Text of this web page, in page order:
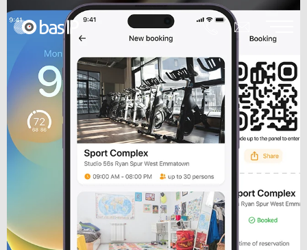
INTERCOM MIGRATION TO
LINK
より詳しい情報
LINK CLOUD
BAS-IP OBELISK
INTERCOM COLUMN
アイコンが誕生しました。BAS-IPは新しい
インターホンIPデバイスを発表しました